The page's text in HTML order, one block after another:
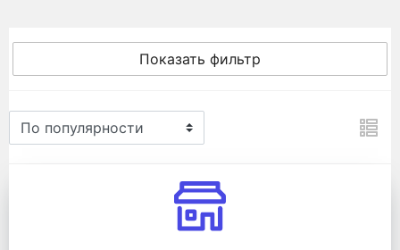
Показать фильтр
Термометры детские